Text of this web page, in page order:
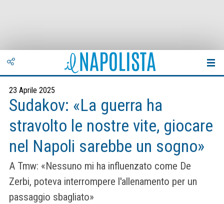
23 Aprile 2025
Sudakov: «La guerra ha
stravolto le nostre vite, giocare
nel Napoli sarebbe un sogno»
A Tmw: «Nessuno mi ha influenzato come De
Zerbi, poteva interrompere l'allenamento per un
passaggio sbagliato»